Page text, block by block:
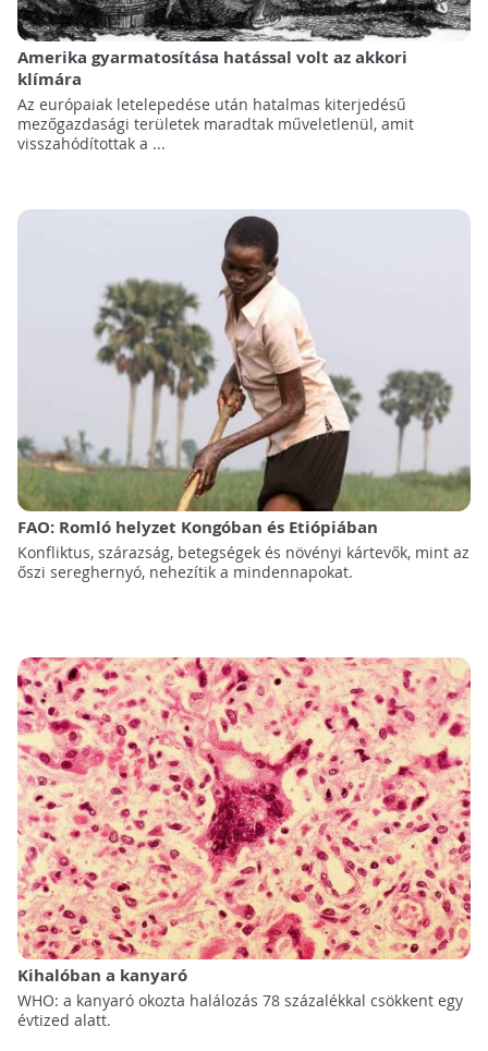
Amerika gyarmatosítása hatással volt az akkori
klímára
Az európaiak letelepedése után hatalmas kiterjedésű
mezőgazdasági területek maradtak műveletlenül, amit
visszahódítottak a ...
FAO: Romló helyzet Kongóban és Etiópiában
Konfliktus, szárazság, betegségek és növényi kártevők, mint az
őszi sereghernyó, nehezítik a mindennapokat.
Kihalóban a kanyaró
WHO: a kanyaró okozta halálozás 78 százalékkal csökkent egy
évtized alatt.